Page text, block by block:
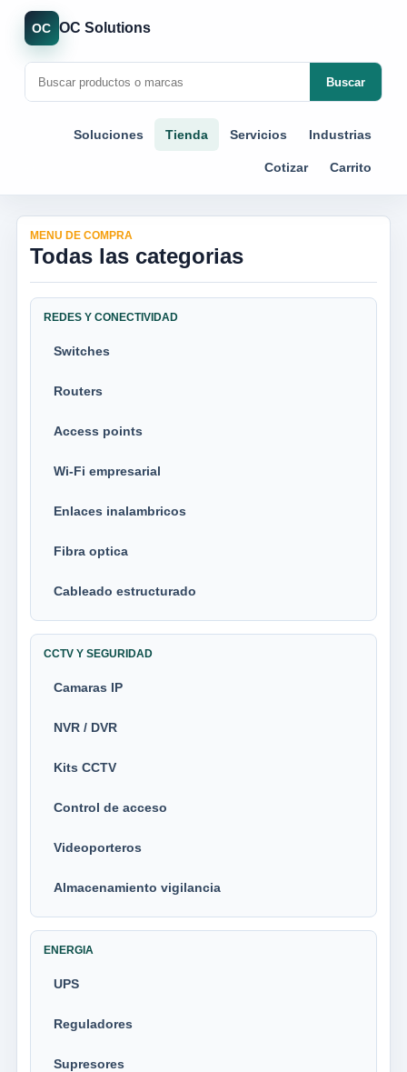
OC OC Solutions
Buscar
Soluciones Tienda Servicios Industrias
Cotizar Carrito
MENU DE COMPRA
Todas las categorias
REDES Y CONECTIVIDAD
Switches
Routers
Access points
Wi-Fi empresarial
Enlaces inalambricos
Fibra optica
Cableado estructurado
CCTV Y SEGURIDAD
Camaras IP
NVR / DVR
Kits CCTV
Control de acceso
Videoporteros
Almacenamiento vigilancia
ENERGIA
UPS
Reguladores
Supresores